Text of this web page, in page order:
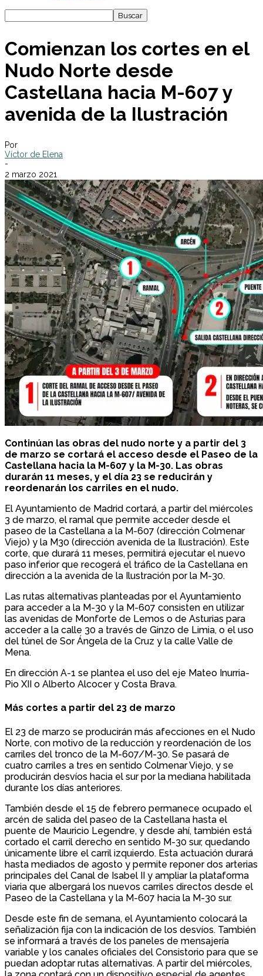
Comienzan los cortes en el
Nudo Norte desde
Castellana hacia M-607 y
avenida de la Ilustración
Por
Víctor de Elena
-
2 marzo 2021
Continúan las obras del nudo norte y a partir del 3
de marzo se cortará el acceso desde el Paseo de la
Castellana hacia la M-607 y la M-30. Las obras
durarán 11 meses, y el día 23 se reducirán y
reordenarán los carriles en el nudo.
El Ayuntamiento de Madrid cortará, a partir del miércoles
3 de marzo, el ramal que permite acceder desde el
paseo de la Castellana a la M-607 (dirección Colmenar
Viejo) y la M30 (dirección avenida de la Ilustración). Este
corte, que durará 11 meses, permitirá ejecutar el nuevo
paso inferior que recogerá el tráfico de la Castellana en
dirección a la avenida de la Ilustración por la M-30.
Las rutas alternativas planteadas por el Ayuntamiento
para acceder a la M-30 y la M-607 consisten en utilizar
las avenidas de Monforte de Lemos o de Asturias para
acceder a la calle 30 a través de Ginzo de Limia, o el uso
del túnel de Sor Ángela de la Cruz y la calle Valle de
Mena.
En dirección A-1 se plantea el uso del eje Mateo Inurria-
Pio XII o Alberto Alcocer y Costa Brava.
Más cortes a partir del 23 de marzo
El 23 de marzo se producirán más afecciones en el Nudo
Norte, con motivo de la reducción y reordenación de los
carriles del tronco de la M-607/M-30. Se pasará de
cuatro carriles a tres en sentido Colmenar Viejo, y se
producirán desvíos hacia el sur por la mediana habilitada
durante los días anteriores.
También desde el 15 de febrero permanece ocupado el
arcén de salida del paseo de la Castellana hasta el
puente de Mauricio Legendre, y desde ahí, también está
cortado el carril derecho en sentido M-30 sur, quedando
únicamente libre el carril izquierdo. Esta actuación durará
hasta mediados de agosto y permite reponer dos arterias
principales del Canal de Isabel II y ampliar la plataforma
viaria que albergará los nuevos carriles directos desde el
Paseo de la Castellana y la M-607 hacia la M-30 sur.
Desde este fin de semana, el Ayuntamiento colocará la
señalización fija con la indicación de los desvíos. También
se informará a través de los paneles de mensajería
variable y los canales oficiales del Consistorio para que se
puedan adoptar rutas alternativas. A partir del miércoles,